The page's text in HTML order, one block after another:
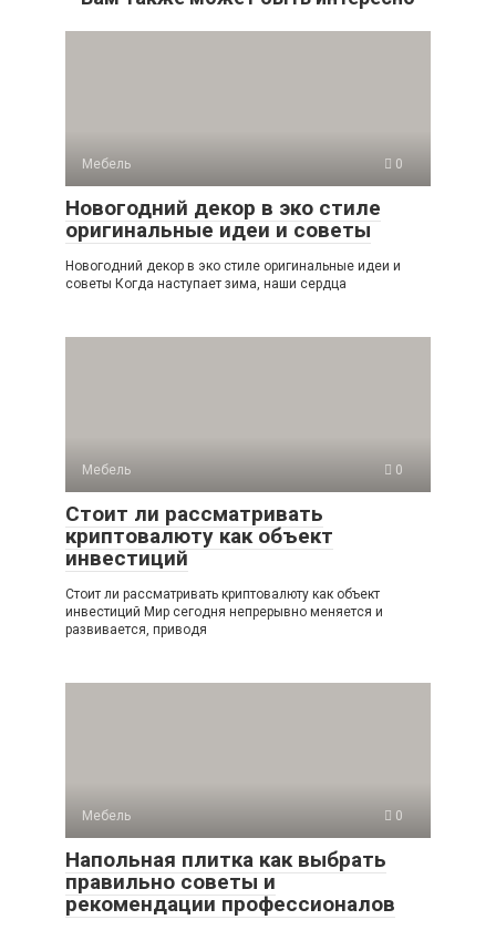
Мебель 0
Новогодний декор в эко стиле
оригинальные идеи и советы
Новогодний декор в эко стиле оригинальные идеи и
советы Когда наступает зима, наши сердца
Мебель 0
Стоит ли рассматривать
криптовалюту как объект
инвестиций
Стоит ли рассматривать криптовалюту как объект
инвестиций Мир сегодня непрерывно меняется и
развивается, приводя
Мебель 0
Напольная плитка как выбрать
правильно советы и
рекомендации профессионалов